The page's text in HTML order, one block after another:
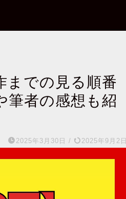
までの見る順番
筆者の感想も紹
2025年3月30日 / 2025年9月2日